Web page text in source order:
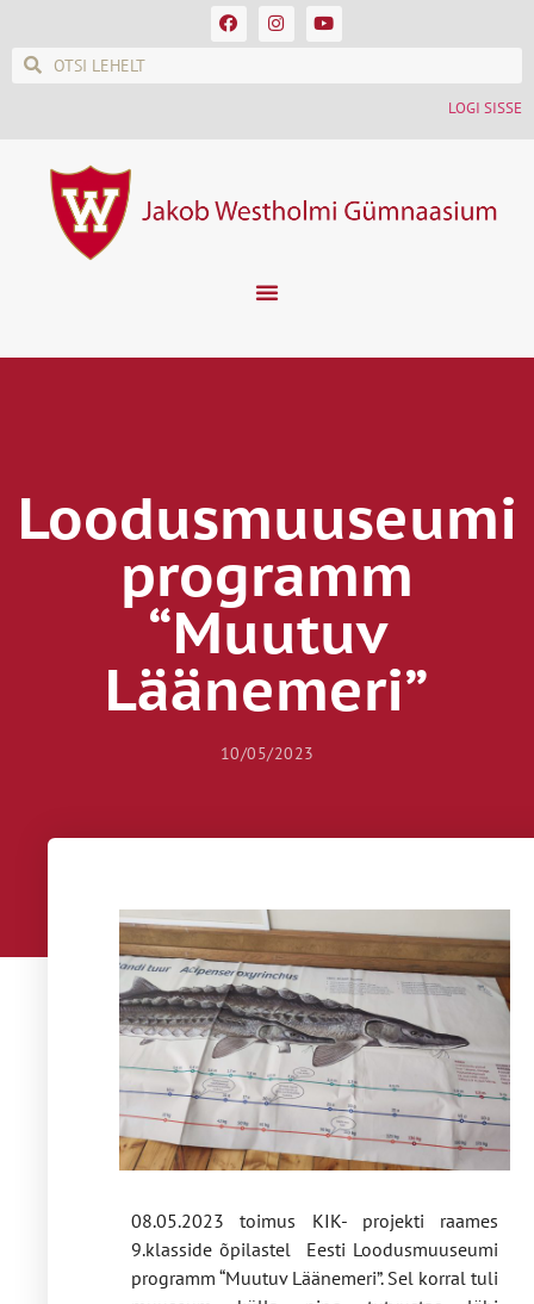
LOGI SISSE
Loodusmuuseumi
programm
“Muutuv
Läänemeri”
10/05/2023
08.05.2023 toimus KIK- projekti raames
9.klasside õpilastel Eesti Loodusmuuseumi
programm “Muutuv Läänemeri”. Sel korral tuli